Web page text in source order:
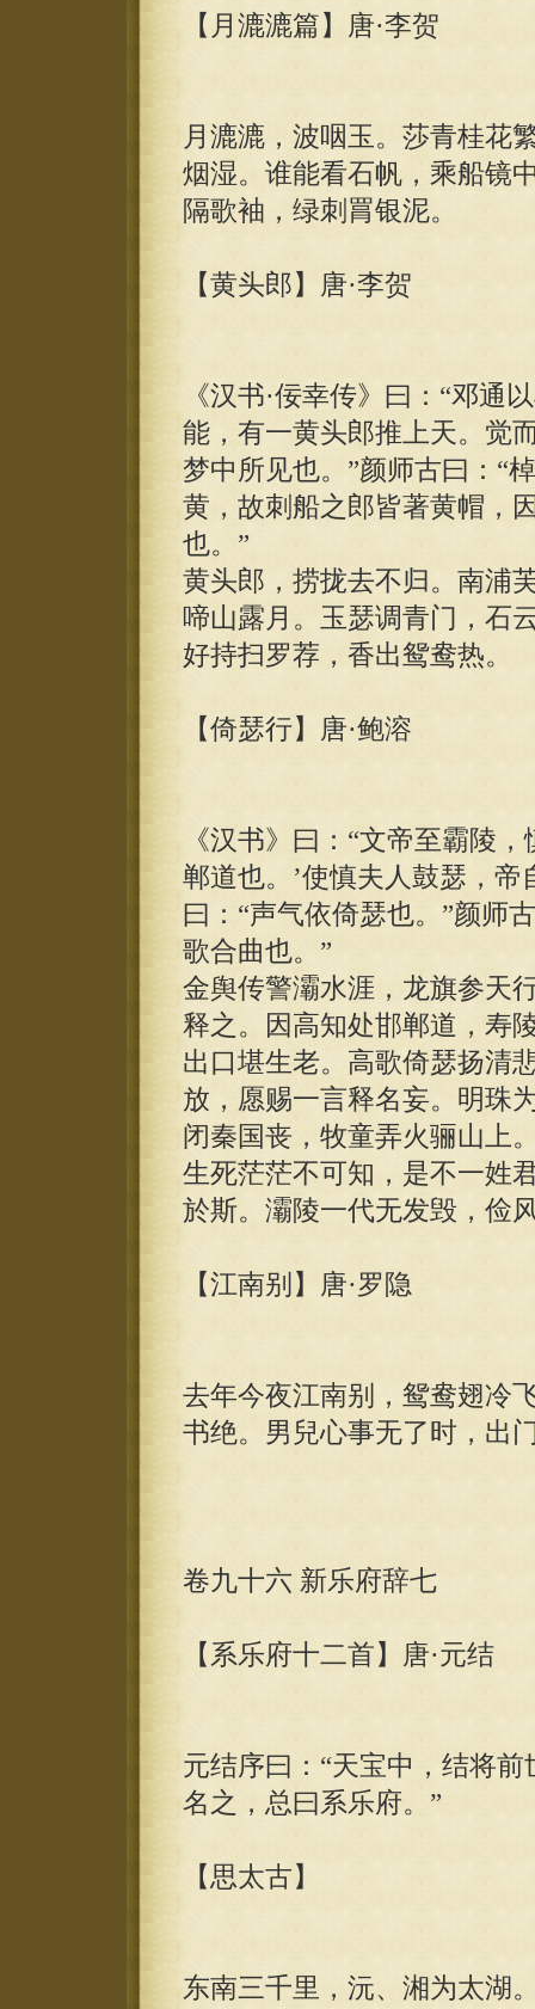
【月漉漉篇】唐·李贺
月漉漉，波咽玉。莎青桂花
烟湿。谁能看石帆，乘船镜
隔歌袖，绿刺罥银泥。
【黄头郎】唐·李贺
《汉书·佞幸传》曰：“邓通
能，有一黄头郎推上天。觉
梦中所见也。”颜师古曰：“
黄，故刺船之郎皆著黄帽，
也。”
黄头郎，捞拢去不归。南浦
啼山露月。玉瑟调青门，石
好持扫罗荐，香出鸳鸯热。
【倚瑟行】唐·鲍溶
《汉书》曰：“文帝至霸陵
郸道也。’使慎夫人鼓瑟，
曰：“声气依倚瑟也。”颜师
歌合曲也。”
金舆传警灞水涯，龙旗参天
释之。因高知处邯郸道，寿
出口堪生老。高歌倚瑟扬清
放，愿赐一言释名妄。明珠
闭秦国丧，牧童弄火骊山上
生死茫茫不可知，是不一姓
於斯。灞陵一代无发毁，俭
【江南别】唐·罗隐
去年今夜江南别，鸳鸯翅冷
书绝。男兒心事无了时，出
卷九十六 新乐府辞七
【系乐府十二首】唐·元结
元结序曰：“天宝中，结将
名之，总曰系乐府。”
【思太古】
东南三千里，沅、湘为太湖